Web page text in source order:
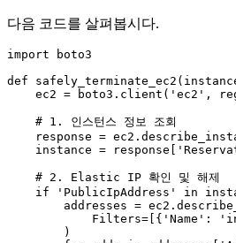
다음 코드를 살펴봅시다.
import boto3
def
safely_terminate_ec2 (
    ec2 = boto3.client(
'ec2' ,
# 1. 인스턴스 정보 조회
response =
    instance = response[
# 2. Elastic IP 확인 및 해제
if
'PublicIpAddress' in
addresses =
            Filters=[{
'Name' :
        )